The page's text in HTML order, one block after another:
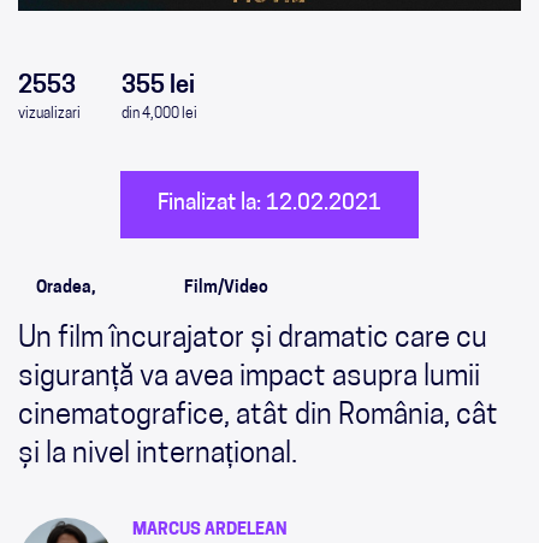
2553
vizualizari
355 lei
din 4,000 lei
Finalizat la: 12.02.2021
Oradea, Film/Video
Un film încurajator și dramatic care cu
siguranță va avea impact asupra lumii
cinematografice, atât din România, cât
și la nivel internațional.
MARCUS ARDELEAN